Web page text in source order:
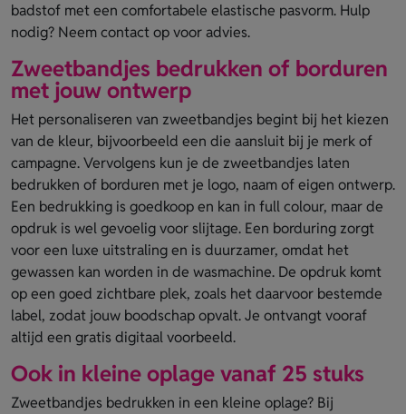
badstof met een comfortabele elastische pasvorm. Hulp
nodig? Neem contact op voor advies.
Zweetbandjes bedrukken of borduren
met jouw ontwerp
Het personaliseren van zweetbandjes begint bij het kiezen
van de kleur, bijvoorbeeld een die aansluit bij je merk of
campagne. Vervolgens kun je de zweetbandjes laten
bedrukken of borduren met je logo, naam of eigen ontwerp.
Een bedrukking is goedkoop en kan in full colour, maar de
opdruk is wel gevoelig voor slijtage. Een borduring zorgt
voor een luxe uitstraling en is duurzamer, omdat het
gewassen kan worden in de wasmachine. De opdruk komt
op een goed zichtbare plek, zoals het daarvoor bestemde
label, zodat jouw boodschap opvalt. Je ontvangt vooraf
altijd een gratis digitaal voorbeeld.
Ook in kleine oplage vanaf 25 stuks
Zweetbandjes bedrukken in een kleine oplage? Bij